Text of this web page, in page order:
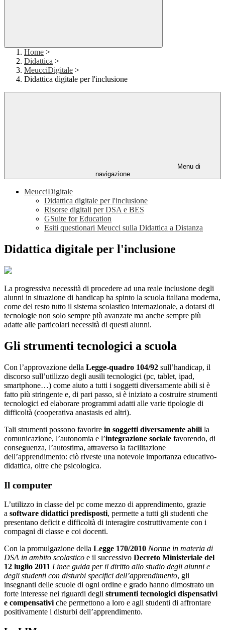
Home >
Didattica >
MeucciDigitale >
Didattica digitale per l'inclusione
Menu di
navigazione
MeucciDigitale
Didattica digitale per l'inclusione
Risorse digitali per DSA e BES
GSuite for Education
Esiti questionari Meucci sulla Didattica a Distanza
Didattica digitale per l'inclusione
La progressiva necessità di procedere ad una reale inclusione degli
alunni in situazione di handicap ha spinto la scuola italiana moderna,
come del resto tutto il sistema scolastico internazionale, a dotarsi di
tecnologie non solo sempre più avanzate ma anche sempre più
adatte alle particolari necessità di questi alunni.
Gli strumenti tecnologici a scuola
Con l’approvazione della Legge-quadro 104/92 sull’handicap, il
discorso sull’utilizzo degli ausili tecnologici (pc, tablet, ipad,
smartphone…) come aiuto a tutti i soggetti diversamente abili si è
fatto più stringente e, di pari passo, si è iniziato a costruire strumenti
tecnologici ed elaborare programmi adatti alle varie tipologie di
difficoltà (cooperativa anastasis ed altri).
Tali strumenti possono favorire in soggetti diversamente abili la
comunicazione, l’autonomia e l’integrazione sociale favorendo, di
conseguenza, l’autostima, attraverso la facilitazione
dell’apprendimento: ciò riveste una notevole importanza educativo-
didattica, oltre che psicologica.
Il computer
L’utilizzo in classe del pc come mezzo di apprendimento, grazie
a software didattici predisposti, permette a tutti gli studenti che
presentano deficit e difficoltà di interagire costruttivamente con i
compagni di classe e coi docenti.
Con la promulgazione della Legge 170/2010 Norme in materia di
DSA in ambito scolastico e il successivo Decreto Ministeriale del
12 luglio 2011 Linee guida per il diritto allo studio degli alunni e
degli studenti con disturbi specifici dell’apprendimento, gli
insegnanti delle scuole di ogni ordine e grado hanno dimostrato un
forte interesse nei riguardi degli strumenti tecnologici dispensativi
e compensativi che permettono a loro e agli studenti di affrontare
positivamente i disturbi dell’apprendimento.